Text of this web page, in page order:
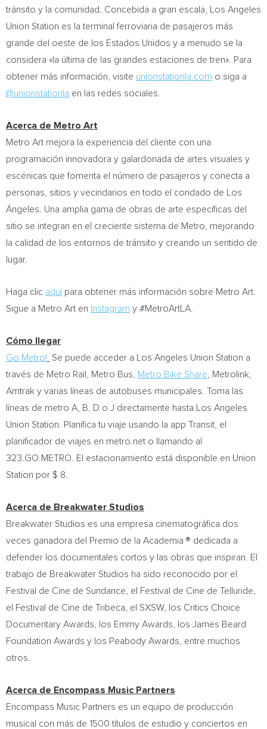
tránsito y la comunidad. Concebida a gran escala, Los Angeles
Union Station es la terminal ferroviaria de pasajeros más
grande del oeste de los Estados Unidos y a menudo se la
considera «la última de las grandes estaciones de tren». Para
obtener más información, visite unionstationla.com o siga a
@unionstationla en las redes sociales.
Acerca de Metro Art
Metro Art mejora la experiencia del cliente con una
programación innovadora y galardonada de artes visuales y
escénicas que fomenta el número de pasajeros y conecta a
personas, sitios y vecindarios en todo el condado de Los
Ángeles. Una amplia gama de obras de arte específicas del
sitio se integran en el creciente sistema de Metro, mejorando
la calidad de los entornos de tránsito y creando un sentido de
lugar.
Haga clic aquí para obtener más información sobre Metro Art.
Sigue a Metro Art en Instagram y #MetroArtLA.
Cómo llegar
Go Metro!
Se puede acceder a Los Angeles Union Station a
través de Metro Rail, Metro Bus,
Metro Bike Share , Metrolink,
Amtrak y varias líneas de autobuses municipales. Toma las
líneas de metro A, B, D o J directamente hasta Los Angeles
Union Station. Planifica tu viaje usando la app Transit, el
planificador de viajes en metro.net o llamando al
323.GO.METRO. El estacionamiento está disponible en Union
Station por $ 8
Acerca de Breakwater Studios
Breakwater Studios es una empresa cinematográfica dos
veces ganadora del Premio de la Academia ® dedicada a
defender los documentales cortos y las obras que inspiran. El
trabajo de Breakwater Studios ha sido reconocido por el
Festival de Cine de Sundance , el Festival de Cine de Telluride,
el Festival de Cine de Tribeca , el SXSW, los Critics Choice
Documentary Awards, los Emmy Awards, los James Beard
Foundation Awards y los Peabody Awards, entre muchos
otros.
Acerca de Encompass Music Partners
Encompass Music Partners es un equipo de producción
musical con más de 1500 títulos de estudio y conciertos en